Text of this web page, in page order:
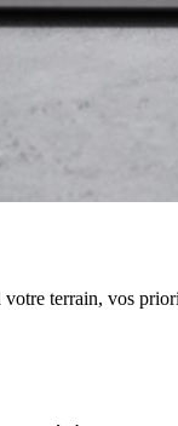
terrain, vos